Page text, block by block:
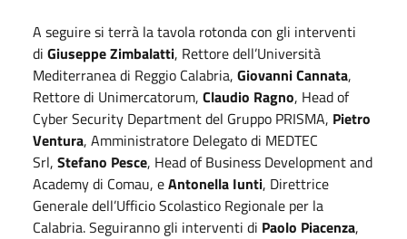
A seguire si terrà la tavola rotonda con gli interventi
di Giuseppe Zimbalatti, Rettore dell’Università
Mediterranea di Reggio Calabria, Giovanni Cannata,
Rettore di Unimercatorum, Claudio Ragno, Head of
Cyber Security Department del Gruppo PRISMA, Pietro
Ventura, Amministratore Delegato di MEDTEC
Srl, Stefano Pesce, Head of Business Development and
Academy di Comau, eAntonella Iunti, Direttrice
Generale dell’Ufficio Scolastico Regionale per la
Calabria. Seguiranno gli interventi di Paolo Piacenza,